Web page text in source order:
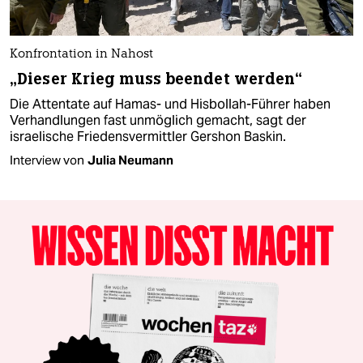
Konfrontation in Nahost
„Dieser Krieg muss beendet werden“
Die Attentate auf Hamas- und Hisbollah-Führer haben
Verhandlungen fast unmöglich gemacht, sagt der
israelische Friedensvermittler Gershon Baskin.
Interview von Julia Neumann